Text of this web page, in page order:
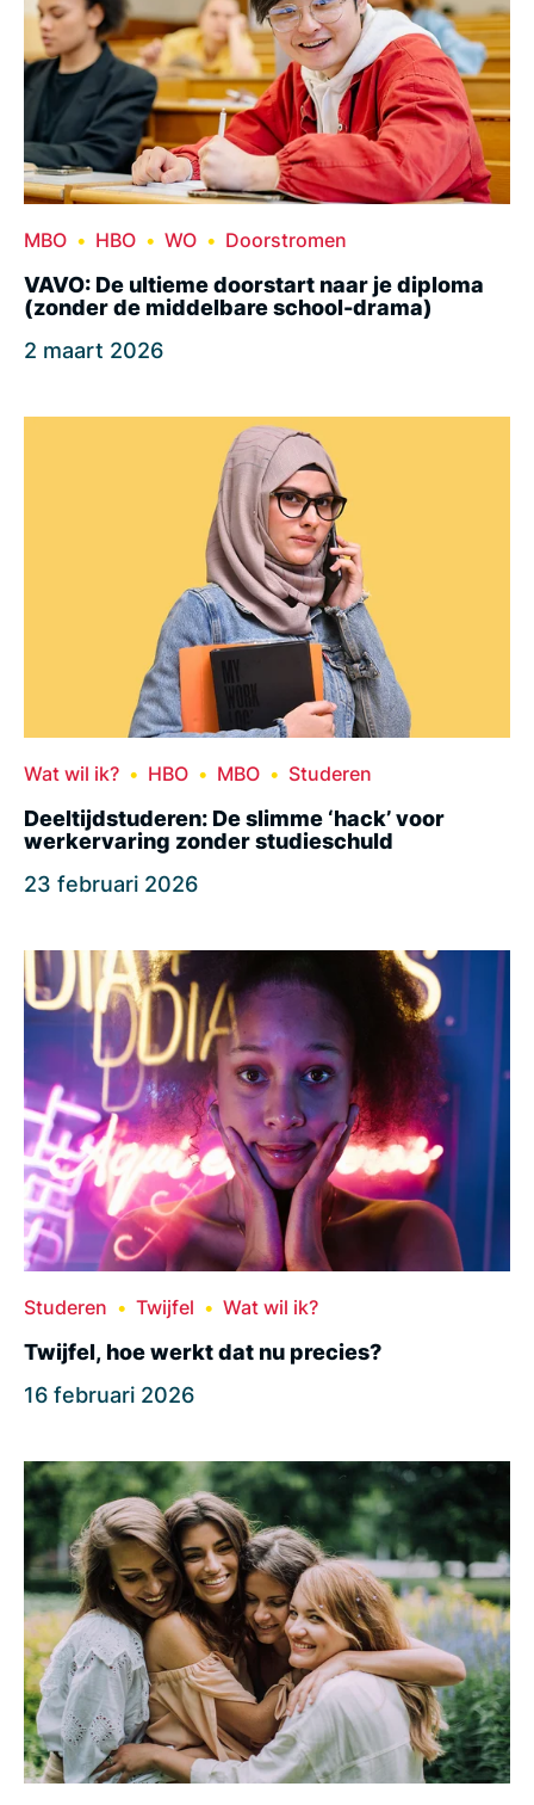
MBO HBO WO Doorstromen
VAVO: De ultieme doorstart naar je diploma
(zonder de middelbare school-drama)
2 maart 2026
Wat wil ik? HBO MBO Studeren
Deeltijdstuderen: De slimme ‘hack’ voor
werkervaring zonder studieschuld
23 februari 2026
Studeren Twijfel Wat wil ik?
Twijfel, hoe werkt dat nu precies?
16 februari 2026